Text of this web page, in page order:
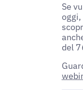
Se
del